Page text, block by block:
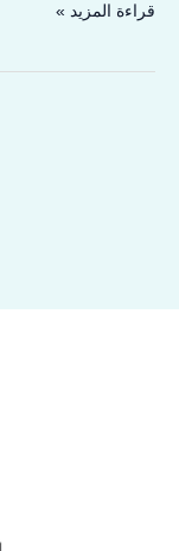
قراءة المزيد »